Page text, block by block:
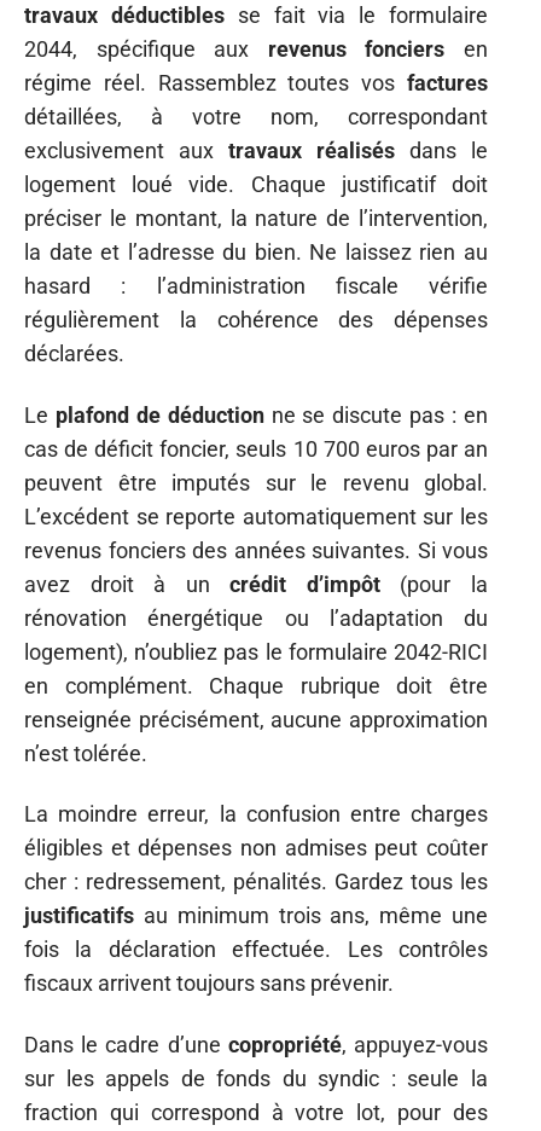
travaux déductiblesse fait via le formulaire
2044, spécifique aux revenus fonciers en
régime réel. Rassemblez toutes vos factures
détaillées, à votre nom, correspondant
exclusivement aux travaux réalisés dans le
logement loué vide. Chaque justificatif doit
préciser le montant, la nature de l’intervention,
la date et l’adresse du bien. Ne laissez rien au
hasard : l’administration fiscale vérifie
régulièrement la cohérence des dépenses
déclarées.
Le plafond de déductionne se discute pas : en
cas de déficit foncier, seuls 10 700 euros par an
peuvent être imputés sur le revenu global.
L’excédent se reporte automatiquement sur les
revenus fonciers des années suivantes. Si vous
avez droit à uncrédit d’impôt(pour la
rénovation énergétique ou l’adaptation du
logement), n’oubliez pas le formulaire 2042-RICI
en complément. Chaque rubrique doit être
renseignée précisément, aucune approximation
n’est tolérée.
La moindre erreur, la confusion entre charges
éligibles et dépenses non admises peut coûter
cher : redressement, pénalités. Gardez tous les
justificatifs au minimum trois ans, même une
fois la déclaration effectuée. Les contrôles
fiscaux arrivent toujours sans prévenir.
Dans le cadre d’une copropriété, appuyez-vous
sur les appels de fonds du syndic : seule la
fraction qui correspond à votre lot, pour des